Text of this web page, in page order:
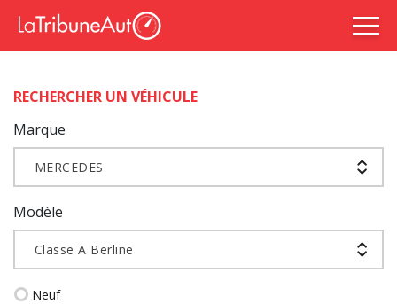
RECHERCHER UN VÉHICULE
Marque
MERCEDES
Modèle
Classe A Berline
Neuf